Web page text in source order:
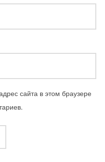
сайта в этом браузере